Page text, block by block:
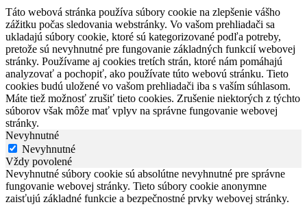
Táto webová stránka používa súbory cookie na zlepšenie vášho
zážitku počas sledovania webstránky. Vo vašom prehliadači sa
ukladajú súbory cookie, ktoré sú kategorizované podľa potreby,
pretože sú nevyhnutné pre fungovanie základných funkcií webovej
stránky. Používame aj cookies tretích strán, ktoré nám pomáhajú
analyzovať a pochopiť, ako používate túto webovú stránku. Tieto
cookies budú uložené vo vašom prehliadači iba s vaším súhlasom.
Máte tiež možnosť zrušiť tieto cookies. Zrušenie niektorých z týchto
súborov však môže mať vplyv na správne fungovanie webovej
stránky.
Nevyhnutné
Nevyhnutné
Vždy povolené
Nevyhnutné súbory cookie sú absolútne nevyhnutné pre správne
fungovanie webovej stránky. Tieto súbory cookie anonymne
zaisťujú základné funkcie a bezpečnostné prvky webovej stránky.